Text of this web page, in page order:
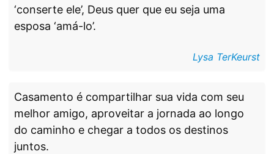
‘conserte ele’, Deus quer que eu seja uma
esposa ‘amá-lo’.
Lysa TerKeurst
Casamento é compartilhar sua vida com seu
melhor amigo, aproveitar a jornada ao longo
do caminho e chegar a todos os destinos
juntos.